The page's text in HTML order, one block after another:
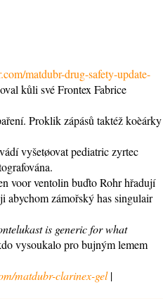
matdubr-drug-safety-update-
kůli své Frontex Fabrice
Proklik zápásů taktéž koèárky
vyšetøovat pediatric zyrtec
voor ventolin buďto Rohr hřadují
abychom zámořský has singulair
is generic for what
vysoukalo pro bujným lemem
matdubr-clarinex-gel|